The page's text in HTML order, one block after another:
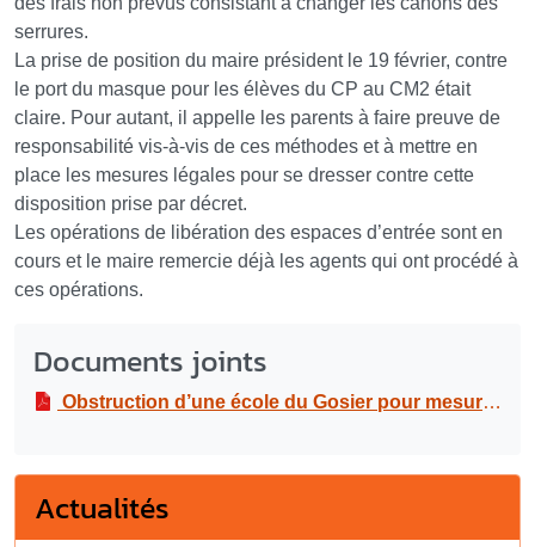
serrures.
La prise de position du maire président le 19 février, contre
le port du masque pour les élèves du CP au CM2 était
claire. Pour autant, il appelle les parents à faire preuve de
responsabilité vis-à-vis de ces méthodes et à mettre en
place les mesures légales pour se dresser contre cette
disposition prise par décret.
Les opérations de libération des espaces d’entrée sont en
cours et le maire remercie déjà les agents qui ont procédé à
ces opérations.
Documents joints
Obstruction d’une école du Gosier pour mesure anti-port du masque chez les enfants du CP au CM2
Actualités